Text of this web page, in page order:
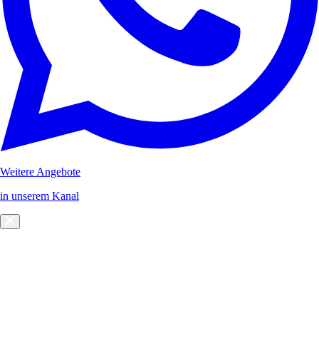
Weitere Angebote
in unserem Kanal